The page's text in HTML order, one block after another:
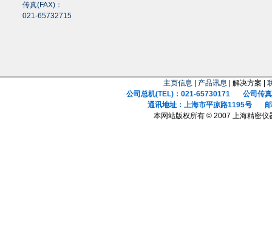
传真(FAX)：
021-65732715
主页信息 产品讯息 | 解决方案 |
公司总机(TEL)：021-65730171 公司传真
通讯地址：上海市平凉路1195号 邮
本网站版权所有 © 2007 上海精密仪